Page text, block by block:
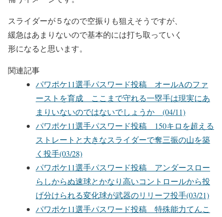
スライダーが５なので空振りも狙えそうですが、
緩急はあまりないので基本的には打ち取っていく
形になると思います。
関連記事
パワポケ11選手パスワード投稿 オールAのファ
ーストを育成 ここまで守れる一塁手は現実にあ
まりいないのではないでしょうか (04/11)
パワポケ11選手パスワード投稿 150キロを超える
ストレートと大きなスライダーで奪三振の山を築
く投手(03/28)
パワポケ11選手パスワード投稿 アンダースロー
らしからぬ速球とかなり高いコントロールから投
げ分けられる変化球が武器のリリーフ投手(03/21)
パワポケ11選手パスワード投稿 特殊能力てんこ